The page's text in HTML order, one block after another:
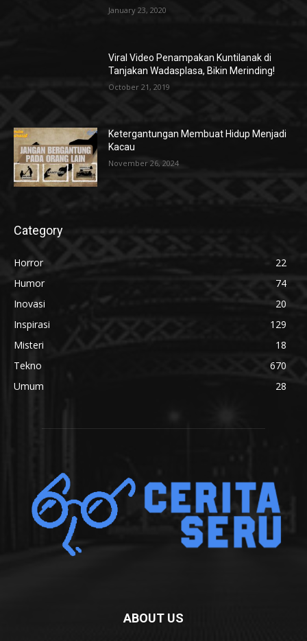
January 23, 2020
Viral Video Penampakan Kuntilanak di
Tanjakan Wadasplasa, Bikin Merinding!
October 21, 2019
Ketergantungan Membuat Hidup Menjadi
Kacau
November 26, 2024
Category
Horror
22
Humor
74
Inovasi
20
Inspirasi
129
Misteri
18
Tekno
670
Umum
28
ABOUT US